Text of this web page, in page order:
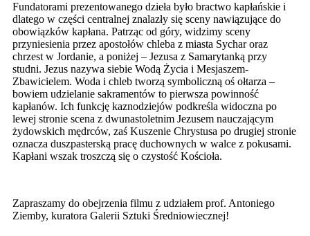
Fundatorami prezentowanego dzieła było bractwo kapłańskie i
dlatego w części centralnej znalazły się sceny nawiązujące do
obowiązków kapłana. Patrząc od góry, widzimy sceny
przyniesienia przez apostołów chleba z miasta Sychar oraz
chrzest w Jordanie, a poniżej – Jezusa z Samarytanką przy
studni. Jezus nazywa siebie Wodą Życia i Mesjaszem-
Zbawicielem. Woda i chleb tworzą symboliczną oś ołtarza –
bowiem udzielanie sakramentów to pierwsza powinność
kapłanów. Ich funkcję kaznodziejów podkreśla widoczna po
lewej stronie scena z dwunastoletnim Jezusem nauczającym
żydowskich mędrców, zaś Kuszenie Chrystusa po drugiej stronie
oznacza duszpasterską pracę duchownych w walce z pokusami.
Kapłani wszak troszczą się o czystość Kościoła.
Zapraszamy do obejrzenia filmu z udziałem prof. Antoniego
Ziemby, kuratora Galerii Sztuki Średniowiecznej!